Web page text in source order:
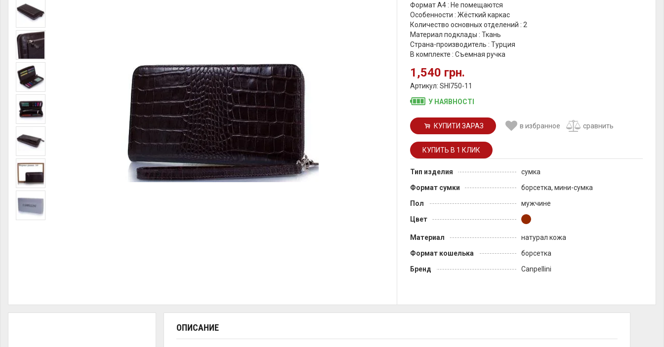
Формат А4 : Не помещаются
Особенности : Жёсткий каркас
Количество основных отделений : 2
Материал подклады : Ткань
Страна-производитель : Турция
В комплекте : Съемная ручка
1,540 грн.
Артикул: SHI750-11
У НАЯВНОСТІ
КУПИТИ ЗАРАЗ в избранное сравнить
Тип изделия
сумка
Формат сумки
борсетка, мини-сумка
Пол
мужчине
Цвет
Материал
натурал кожа
Формат кошелька
борсетка
Бренд
Canpellini
ОПИСАНИЕ